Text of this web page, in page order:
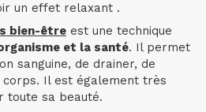
un effet relaxant .
bien-être est une technique
et la santé. Il permet
sanguine, de drainer, de
Il est également très
toute sa beauté.